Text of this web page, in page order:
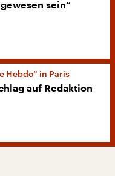
sein“
Hebdo“ in Paris
auf Redaktion